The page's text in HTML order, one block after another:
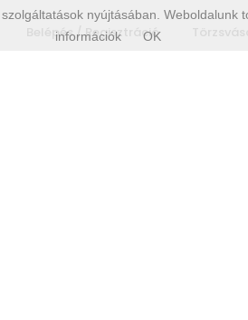
Belépés / Regisztráció
nyújtásában. Weboldalunk
információk
OK